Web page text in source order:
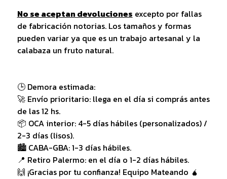
No se aceptan devoluciones excepto por fallas
de fabricación notorias. Los tamaños y formas
pueden variar ya que es un trabajo artesanal y la
calabaza un fruto natural.
🕒 Demora estimada:
🚀 Envío prioritario: llega en el día si comprás antes
de las 12 hs.
📦 OCA interior: 4-5 días hábiles (personalizados) /
2-3 días (lisos).
🏙️ CABA-GBA: 1-3 días hábiles.
📍 Retiro Palermo: en el día o 1-2 días hábiles.
🙌 ¡Gracias por tu confianza! Equipo Mateando 🧉